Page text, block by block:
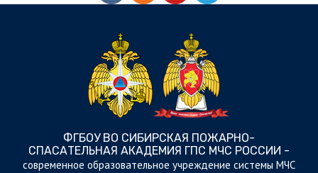
ФГБОУ ВО СИБИРСКАЯ ПОЖАРНО-
СПАСАТЕЛЬНАЯ АКАДЕМИЯ ГПС МЧС РОССИИ -
cовременное образовательное учреждение системы МЧС